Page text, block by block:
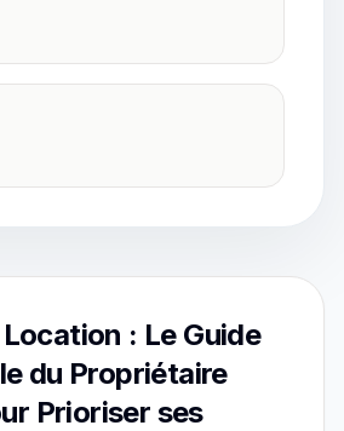
: Le Guide
du Propriétaire
Prioriser ses